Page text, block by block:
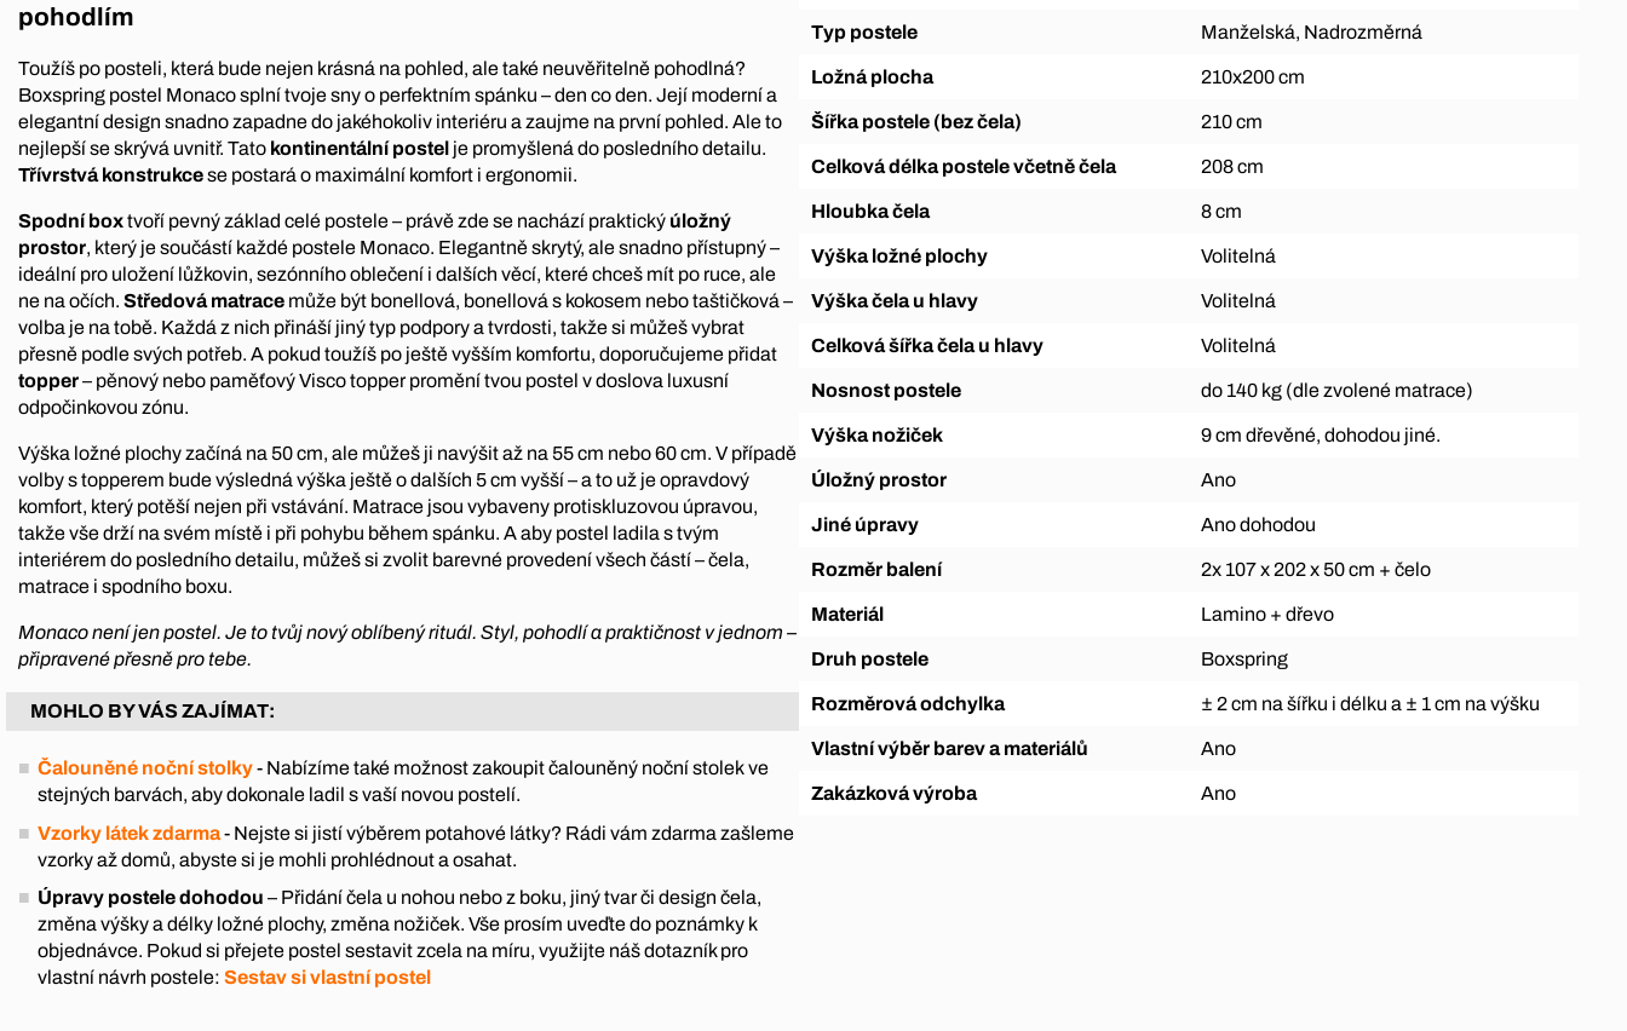
pohodlím
Toužíš po posteli, která bude nejen krásná na pohled, ale také neuvěřitelně pohodlná?
Boxspring postel Monaco splní tvoje sny o perfektním spánku – den co den. Její moderní a
elegantní design snadno zapadne do jakéhokoliv interiéru a zaujme na první pohled. Ale to
nejlepší se skrývá uvnitř. Tato kontinentální postel je promyšlená do posledního detailu.
Třívrstvá konstrukcese postará o maximální komfort i ergonomii.
Spodní boxtvoří pevný základ celé postele – právě zde se nachází praktický úložný
prostor, který je součástí každé postele Monaco. Elegantně skrytý, ale snadno přístupný –
ideální pro uložení lůžkovin, sezónního oblečení i dalších věcí, které chceš mít po ruce, ale
ne na očích. Středová matrace může být bonellová, bonellová s kokosem nebo taštičková –
volba je na tobě. Každá z nich přináší jiný typ podpory a tvrdosti, takže si můžeš vybrat
přesně podle svých potřeb. A pokud toužíš po ještě vyšším komfortu, doporučujeme přidat
topper– pěnový nebo paměťový Visco topper promění tvou postel v doslova luxusní
odpočinkovou zónu.
Výška ložné plochy začíná na 50 cm, ale můžeš ji navýšit až na 55 cm nebo 60 cm. V případě
volby s topperem bude výsledná výška ještě o dalších 5 cm vyšší – a to už je opravdový
komfort, který potěší nejen při vstávání. Matrace jsou vybaveny protiskluzovou úpravou,
takže vše drží na svém místě i při pohybu během spánku. A aby postel ladila s tvým
interiérem do posledního detailu, můžeš si zvolit barevné provedení všech částí – čela,
matrace i spodního boxu.
Monaco není jen postel. Je to tvůj nový oblíbený rituál. Styl, pohodlí a praktičnost v jednom –
připravené přesně pro tebe.
MOHLO BY VÁS ZAJÍMAT:
Čalouněné noční stolky- Nabízíme také možnost zakoupit čalouněný noční stolek ve
stejných barvách, aby dokonale ladil s vaší novou postelí.
Vzorky látek zdarma- Nejste si jistí výběrem potahové látky? Rádi vám zdarma zašleme
vzorky až domů, abyste si je mohli prohlédnout a osahat.
Úpravy postele dohodou – Přidání čela u nohou nebo z boku, jiný tvar či design čela,
změna výšky a délky ložné plochy, změna nožiček. Vše prosím uveďte do poznámky k
objednávce. Pokud si přejete postel sestavit zcela na míru, využijte náš dotazník pro
vlastní návrh postele: Sestav si vlastní postel
Typ postele Manželská, Nadrozměrná
Ložná plocha 210x200 cm
Šířka postele (bez čela) 210 cm
Celková délka postele včetně čela 208 cm
Hloubka čela 8 cm
Výška ložné plochy Volitelná
Výška čela u hlavy Volitelná
Celková šířka čela u hlavy Volitelná
Nosnost postele do 140 kg (dle zvolené matrace)
Výška nožiček 9 cm dřevěné, dohodou jiné.
Úložný prostor Ano
Jiné úpravy Ano dohodou
Rozměr balení 2x 107 x 202 x 50 cm + čelo
Materiál Lamino + dřevo
Druh postele Boxspring
Rozměrová odchylka ± 2 cm na šířku i délku a ± 1 cm na výšku
Vlastní výběr barev a materiálů Ano
Zakázková výroba Ano